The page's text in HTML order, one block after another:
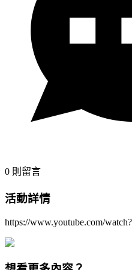
0 則留言
活動詳情
https://www.youtube.com/